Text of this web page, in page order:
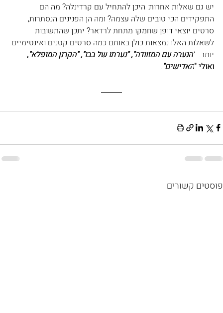
יש גם שאלות אחרות: היכן להתחיל עם קרדינלה? מה הם
התפקידים הכי טובים שלה עצמה? ומה הן הפנינים הנסתרות,
סרטים יוצאי דופן שחמקו מתחת לרדאר? יתכן שהתשובות
לשאלות האלו נמצאות כולן באותם כמה סרטים קטנים ואינטימיים
יותר: "הנערה עם המזוודה", "נערתו של בבו", "הקרנן המופלא",
ואולי "האדישים".
פוסטים קשורים